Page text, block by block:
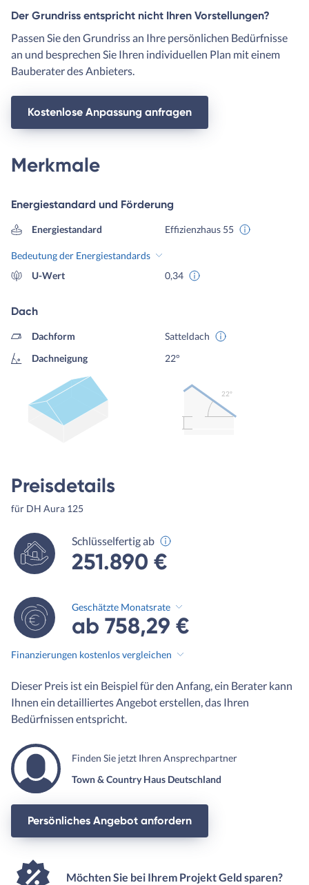
Der Grundriss entspricht nicht Ihren Vorstellungen?
Passen Sie den Grundriss an Ihre persönlichen Bedürfnisse
an und besprechen Sie Ihren individuellen Plan mit einem
Bauberater des Anbieters.
Kostenlose Anpassung anfragen
Merkmale
Energiestandard und Förderung
Energiestandard Effizienzhaus 55
Bedeutung der Energiestandards
U-Wert
0,34
Dach
Dachform
Satteldach
Dachneigung
22°
22º
Preisdetails
für DH Aura 125
Schlüsselfertig ab
251.890 €
Geschätzte Monatsrate
ab 758,29 €
Finanzierungen kostenlos vergleichen
Dieser Preis ist ein Beispiel für den Anfang, ein Berater kann
Ihnen ein detailliertes Angebot erstellen, das Ihren
Bedürfnissen entspricht.
Finden Sie jetzt Ihren Ansprechpartner
Town & Country Haus Deutschland
Persönliches Angebot anfordern
Möchten Sie bei Ihrem Projekt Geld sparen?